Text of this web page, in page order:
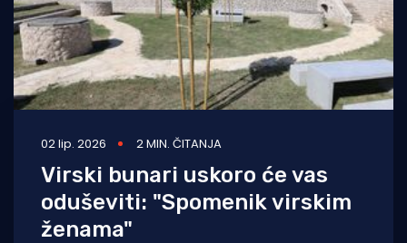
Ribolov
Ekologija
Tradicija i kultura
02 lip. 2026 2 MIN. ČITANJA
Virski bunari uskoro će vas
oduševiti: "Spomenik virskim
ženama"